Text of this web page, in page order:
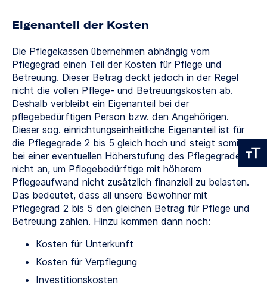
Eigenanteil der Kosten
Die Pflegekassen übernehmen abhängig vom
Pflegegrad einen Teil der Kosten für Pflege und
Betreuung. Dieser Betrag deckt jedoch in der Regel
nicht die vollen Pflege- und Betreuungskosten ab.
Deshalb verbleibt ein Eigenanteil bei der
pflegebedürftigen Person bzw. den Angehörigen.
Dieser sog. einrichtungseinheitliche Eigenanteil ist für
die Pflegegrade 2 bis 5 gleich hoch und steigt somit
bei einer eventuellen Höherstufung des Pflegegrades
nicht an, um Pflegebedürftige mit höherem
Pflegeaufwand nicht zusätzlich finanziell zu belasten.
Das bedeutet, dass all unsere Bewohner mit
Pflegegrad 2 bis 5 den gleichen Betrag für Pflege und
Betreuung zahlen. Hinzu kommen dann noch:
Kosten für Unterkunft
Kosten für Verpflegung
Investitionskosten